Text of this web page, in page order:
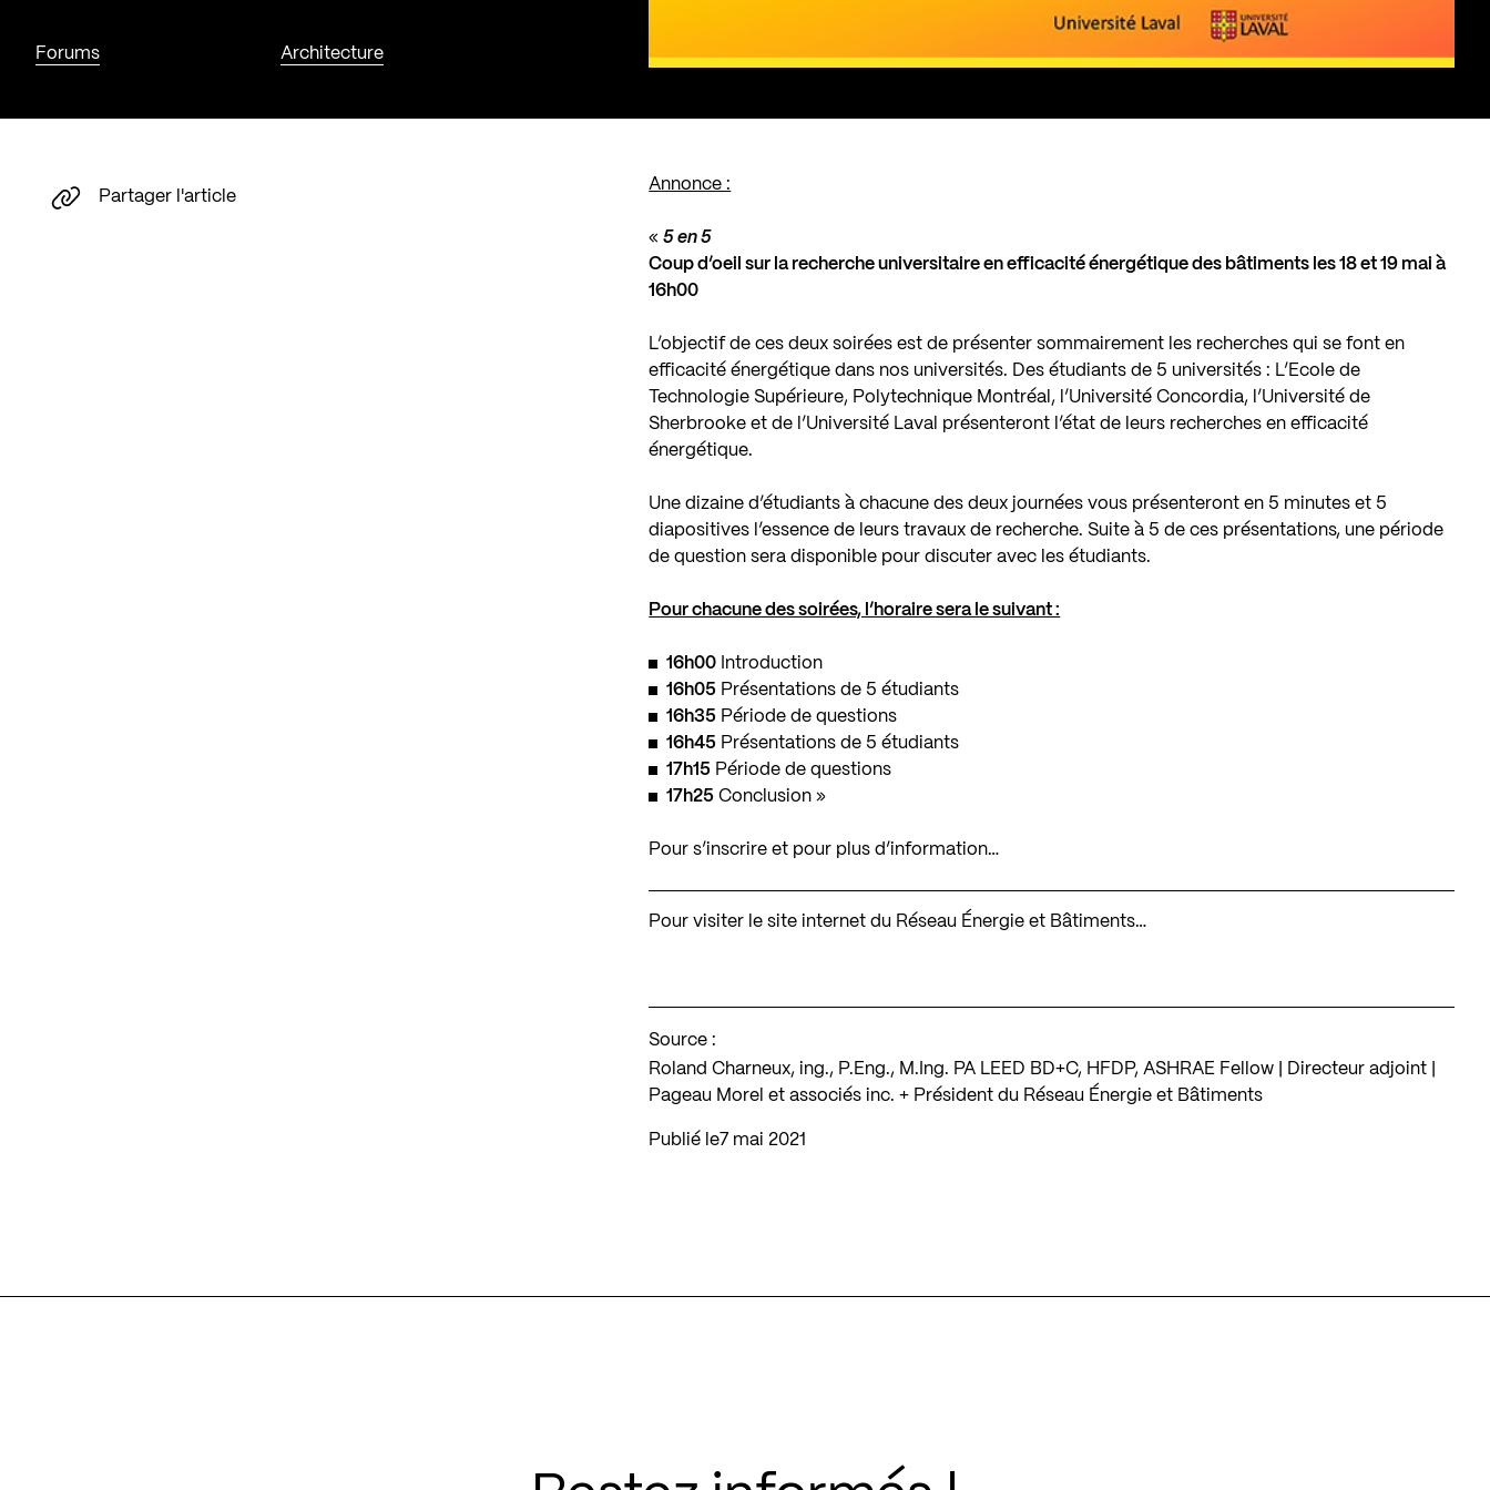
Forums Architecture
Annonce :
«5 en 5
Coup d’oeil sur la recherche universitaire en efficacité énergétique des bâtiments les 18 et 19 mai à
16h00
L’objectif de ces deux soirées est de présenter sommairement les recherches qui se font en
efficacité énergétique dans nos universités. Des étudiants de 5 universités : L’Ecole de
Technologie Supérieure, Polytechnique Montréal, l’Université Concordia, l’Université de
Sherbrooke et de l’Université Laval présenteront l’état de leurs recherches en efficacité
énergétique.
Une dizaine d’étudiants à chacune des deux journées vous présenteront en 5 minutes et 5
diapositives l’essence de leurs travaux de recherche. Suite à 5 de ces présentations, une période
de question sera disponible pour discuter avec les étudiants.
Pour chacune des soirées, l’horaire sera le suivant :
16h00 Introduction
16h05 Présentations de 5 étudiants
16h35 Période de questions
16h45 Présentations de 5 étudiants
17h15 Période de questions
17h25 Conclusion »
Pour s’inscrire et pour plus d’information…
Pour visiter le site internet du Réseau Énergie et Bâtiments…
Source :
Roland Charneux, ing., P.Eng., M.Ing. PA LEED BD+C, HFDP, ASHRAE Fellow | Directeur adjoint |
Pageau Morel et associés inc. + Président du Réseau Énergie et Bâtiments
Publié le 7 mai 2021
Partager l'article